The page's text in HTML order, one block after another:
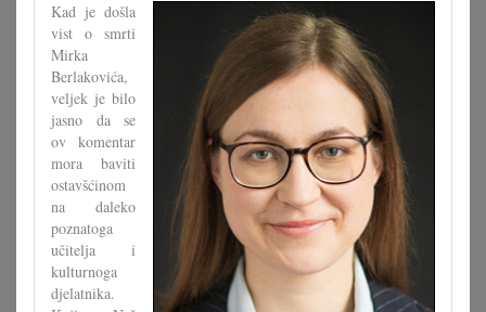
Kad je došla
vist o smrti
Mirka
Berlakovića,
veljek je bilo
jasno da se
ov komentar
mora baviti
ostavšćinom
na daleko
poznatoga
učitelja i
kulturnoga
djelatnika.